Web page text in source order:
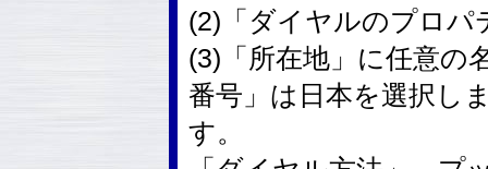
(2)「ダイヤルのプロパ
(3)「所在地」に任意の
番号」は日本を選択し
す。